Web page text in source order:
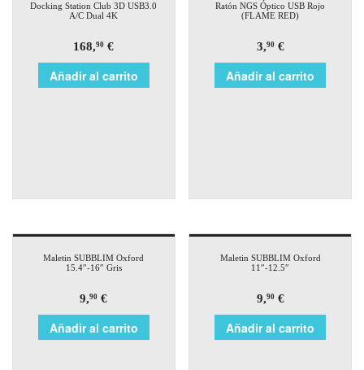
Docking Station Club 3D USB3.0
A/C Dual 4K
168,90 €
Añadir al carrito
Ratón NGS Óptico USB Rojo
(FLAME RED)
3,90€
Añadir al carrito
Maletin SUBBLIM Oxford
15.4″-16″ Gris
9,90 €
Añadir al carrito
Maletin SUBBLIM Oxford
11″-12.5″
9,90€
Añadir al carrito